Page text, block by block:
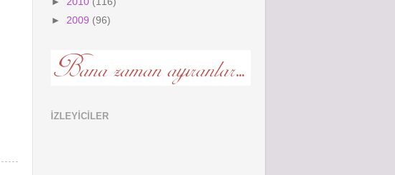
► 2009 (96)
İZLEYICILER